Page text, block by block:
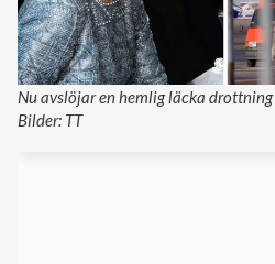
Nu avslöjar en hemlig läcka
Bilder: TT